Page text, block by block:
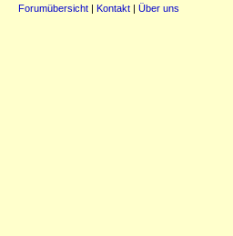
Forumübersicht | Kontakt | Über uns